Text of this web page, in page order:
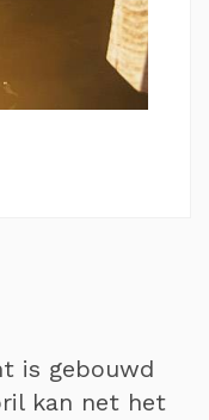
is gebouwd
kan net het